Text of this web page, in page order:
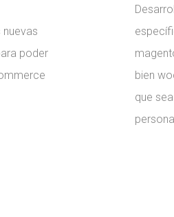
poder
bien
que